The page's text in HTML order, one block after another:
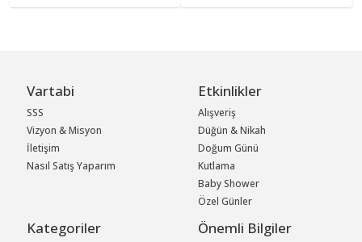
Vartabi
SSS
Vizyon & Misyon
İletişim
Nasıl Satış Yaparım
Etkinlikler
Alışveriş
Düğün & Nikah
Doğum Günü
Kutlama
Baby Shower
Özel Günler
Kategoriler Önemli Bilgiler